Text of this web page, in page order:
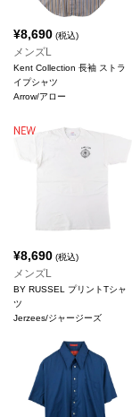
¥8,690 (税込)
メンズL
Kent Collection 長袖 ストラ
イプシャツ
Arrow/アロー
¥8,690 (税込)
メンズL
BY RUSSEL プリントTシャ
ツ
Jerzees/ジャージーズ